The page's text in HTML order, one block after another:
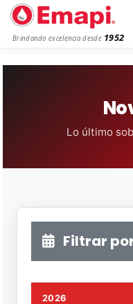
Brindando excelencia desde 1952
Lo último
Filtrar
2026